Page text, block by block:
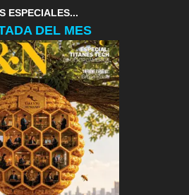
ESPECIALES...
DEL MES